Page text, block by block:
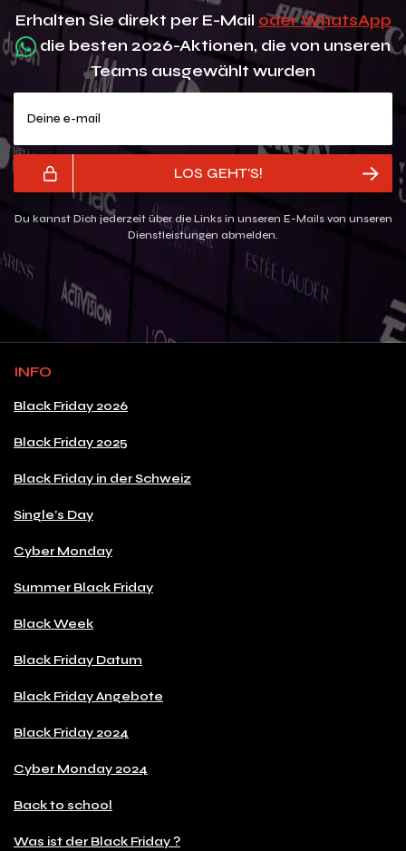
Erhalten Sie direkt per E-Mail oder WhatsApp
die besten 2026-Aktionen, die von unseren
Teams ausgewählt wurden
LOS GEHT'S!
Du kannst Dich jederzeit über die Links in unseren E-Mails von unseren
Dienstleistungen abmelden.
INFO
Black Friday 2026
Black Friday 2025
Black Friday in der Schweiz
Single's Day
Cyber Monday
Summer Black Friday
Black Week
Black Friday Datum
Black Friday Angebote
Black Friday 2024
Cyber Monday 2024
Back to school
Was ist der Black Friday ?